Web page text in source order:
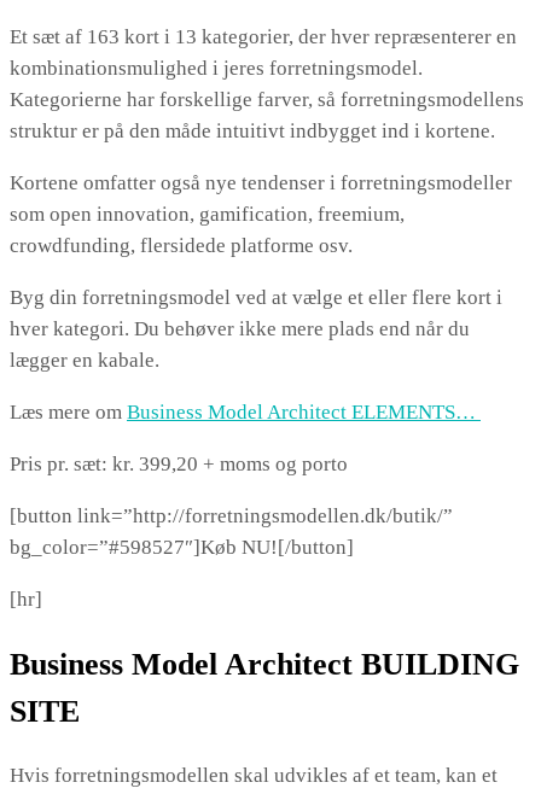
Et sæt af 163 kort i 13 kategorier, der hver repræsenterer en
kombinationsmulighed i jeres forretningsmodel.
Kategorierne har forskellige farver, så forretningsmodellens
struktur er på den måde intuitivt indbygget ind i kortene.
Kortene omfatter også nye tendenser i forretningsmodeller
som open innovation, gamification, freemium,
crowdfunding, flersidede platforme osv.
Byg din forretningsmodel ved at vælge et eller flere kort i
hver kategori. Du behøver ikke mere plads end når du
lægger en kabale.
Læs mere om Business Model Architect ELEMENTS…
Pris pr. sæt: kr. 399,20 + moms og porto
[button link=”http://forretningsmodellen.dk/butik/”
bg_color=”#598527″]Køb NU![/button]
[hr]
Business Model Architect BUILDING
SITE
Hvis forretningsmodellen skal udvikles af et team, kan et